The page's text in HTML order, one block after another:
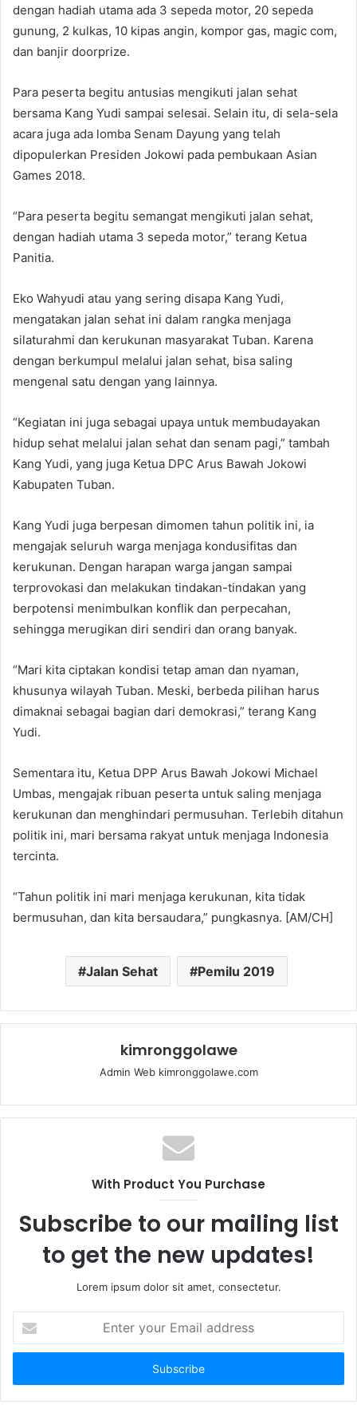
dengan hadiah utama ada 3 sepeda motor, 20 sepeda
gunung, 2 kulkas, 10 kipas angin, kompor gas, magic com,
dan banjir doorprize.
Para peserta begitu antusias mengikuti jalan sehat
bersama Kang Yudi sampai selesai. Selain itu, di sela-sela
acara juga ada lomba Senam Dayung yang telah
dipopulerkan Presiden Jokowi pada pembukaan Asian
Games 2018.
“Para peserta begitu semangat mengikuti jalan sehat,
dengan hadiah utama 3 sepeda motor,” terang Ketua
Panitia.
Eko Wahyudi atau yang sering disapa Kang Yudi,
mengatakan jalan sehat ini dalam rangka menjaga
silaturahmi dan kerukunan masyarakat Tuban. Karena
dengan berkumpul melalui jalan sehat, bisa saling
mengenal satu dengan yang lainnya.
“Kegiatan ini juga sebagai upaya untuk membudayakan
hidup sehat melalui jalan sehat dan senam pagi,” tambah
Kang Yudi, yang juga Ketua DPC Arus Bawah Jokowi
Kabupaten Tuban.
Kang Yudi juga berpesan dimomen tahun politik ini, ia
mengajak seluruh warga menjaga kondusifitas dan
kerukunan. Dengan harapan warga jangan sampai
terprovokasi dan melakukan tindakan-tindakan yang
berpotensi menimbulkan konflik dan perpecahan,
sehingga merugikan diri sendiri dan orang banyak.
“Mari kita ciptakan kondisi tetap aman dan nyaman,
khusunya wilayah Tuban. Meski, berbeda pilihan harus
dimaknai sebagai bagian dari demokrasi,” terang Kang
Yudi.
Sementara itu, Ketua DPP Arus Bawah Jokowi Michael
Umbas, mengajak ribuan peserta untuk saling menjaga
kerukunan dan menghindari permusuhan. Terlebih ditahun
politik ini, mari bersama rakyat untuk menjaga Indonesia
tercinta.
“Tahun politik ini mari menjaga kerukunan, kita tidak
bermusuhan, dan kita bersaudara,” pungkasnya. [AM/CH]
Jalan Sehat Pemilu 2019
kimronggolawe
Admin Web kimronggolawe.com
With Product You Purchase
Subscribe to our mailing list
to get the new updates!
Lorem ipsum dolor sit amet, consectetur.
t
r